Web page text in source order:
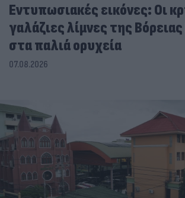
Εντυπωσιακές εικόνες: Οι
γαλάζιες λίμνες της
στα παλιά ορυχεία
07.08.2026